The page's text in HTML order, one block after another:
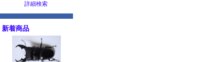
詳細検索
新着商品